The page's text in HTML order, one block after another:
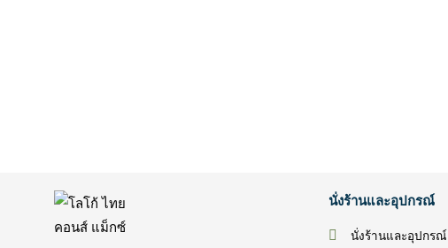
นั่งร้านและอุปกรณ์
นั่งร้านและอุปกรณ์